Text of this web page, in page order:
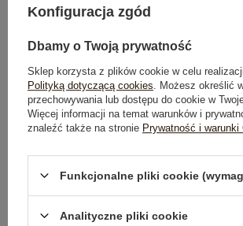
OPIS PRODUKTU
GŁÓWNE PARAMETRY
OPINIE O PRODUKCIE (0)
Konfiguracja zgód
Dbamy o Twoją prywatność
Sklep korzysta z plików cookie w celu
Polityką dotyczącą cookies . Możesz określić
przechowywania lub dostępu do cookie w
Więcej informacji na temat warunków i
znaleźć także na stronie Prywatność i warunki
Funkcjonalne pliki cookie
Analityczne pliki cookie